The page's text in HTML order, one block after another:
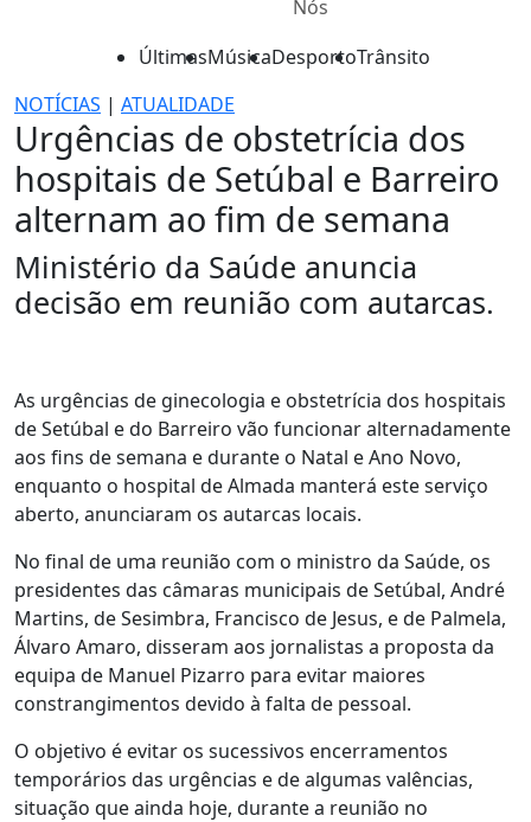
Nós
ÚltimasMúsicaDesportoTrânsito
NOTÍCIAS | ATUALIDADE
Urgências de obstetrícia dos
hospitais de Setúbal e Barreiro
alternam ao fim de semana
Ministério da Saúde anuncia
decisão em reunião com autarcas.
As urgências de ginecologia e obstetrícia dos hospitais
de Setúbal e do Barreiro vão funcionar alternadamente
aos fins de semana e durante o Natal e Ano Novo,
enquanto o hospital de Almada manterá este serviço
aberto, anunciaram os autarcas locais.
No final de uma reunião com o ministro da Saúde, os
presidentes das câmaras municipais de Setúbal, André
Martins, de Sesimbra, Francisco de Jesus, e de Palmela,
Álvaro Amaro, disseram aos jornalistas a proposta da
equipa de Manuel Pizarro para evitar maiores
constrangimentos devido à falta de pessoal.
O objetivo é evitar os sucessivos encerramentos
temporários das urgências e de algumas valências,
situação que ainda hoje, durante a reunião no